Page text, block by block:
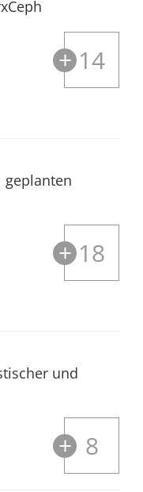
14
geplanten
18
und
8